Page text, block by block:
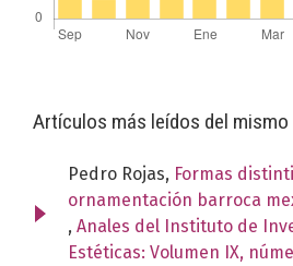
Artículos más leídos del
Pedro Rojas, Formas
ornamentación barroca
, Anales del Instituto de
Estéticas: Volumen IX,